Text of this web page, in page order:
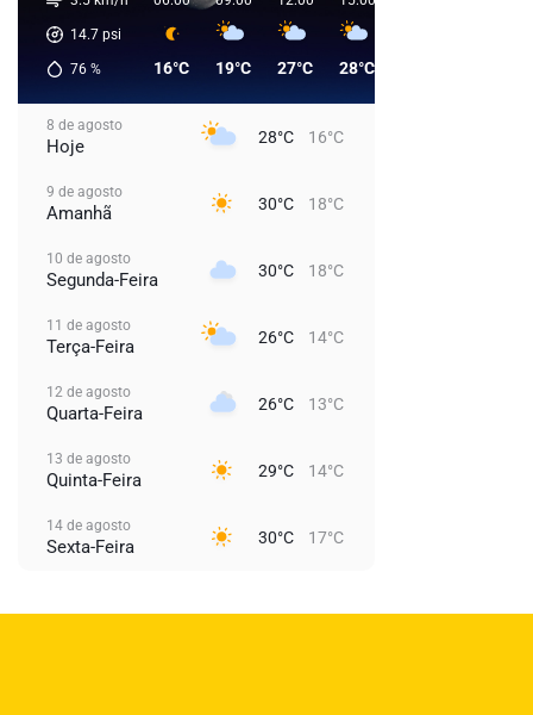
14.7 psi
76 % 16°C 19°C 27°C 28°C
8 de agosto
Hoje 28°C 16°C
9 de agosto
Amanhã 30°C 18°C
10 de agosto
Segunda-Feira 30°C 18°C
11 de agosto
Terça-Feira 26°C 14°C
12 de agosto
Quarta-Feira 26°C 13°C
13 de agosto
Quinta-Feira 29°C 14°C
14 de agosto
Sexta-Feira 30°C 17°C